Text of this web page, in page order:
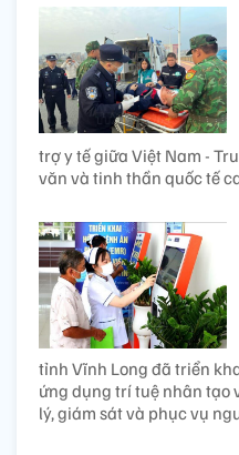
trợ y tế giữa Việt Nam -
văn và tinh thần quốc tế
tỉnh Vĩnh Long đã triển
ứng dụng trí tuệ nhân tạo
lý, giám sát và phục vụ